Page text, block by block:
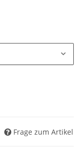
Frage zum Artikel